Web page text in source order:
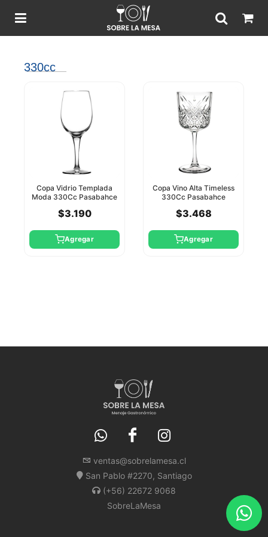
330cc
Copa Vidrio Templada
Moda 330Cc Pasabahce
$3.190
Agregar
Copa Vino Alta Timeless
330Cc Pasabahce
$3.468
Agregar
ventas@sobrelamesa.cl
San Pablo #2270, Santiago
(+56) 22672 9068
SobreLaMesa